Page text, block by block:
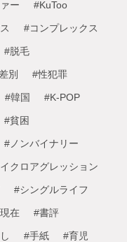
ー #KuToo
#コンプレックス
#脱毛
別 #性犯罪
#韓国 #K-POP
#貧困
#ノンバイナリー
クロアグレッション
#シングルライフ
在 #書評
#手紙 #育児